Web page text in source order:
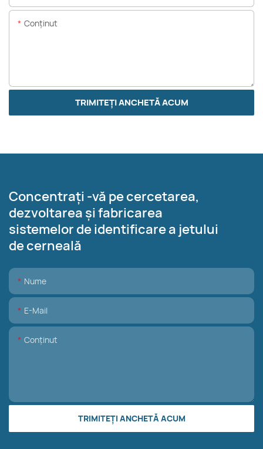
Conţinut
TRIMITEȚI ANCHETĂ ACUM
Concentrați -vă pe cercetarea,
dezvoltarea și fabricarea
sistemelor de identificare a jetului
de cerneală
Nume
E-Mail
Conţinut
TRIMITEȚI ANCHETĂ ACUM